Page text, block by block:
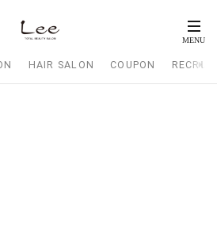
HAIR SALON COUPON